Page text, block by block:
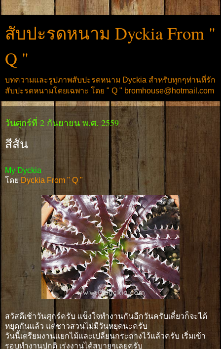
สับปะรดหนาม Dyckia From "
Q "
บทความและรูปภาพสับปะรดหนาม Dyckia สำหรับทุกๆท่านที่รัก
สับปะรดหนามโดยเฉพาะ โดย " Q " bromhouse@hotmail.com
วันศุกร์ที่ 2 กันยายน พ.ศ. 2559
สีสัน
My Dyckia
โดยDyckia From " Q "
สวัสดีเช้าวันศุกร์ครับ เเข็งใจทำงานกันอีกวันครับเดี๋ยวก็จะได้
หยุดกันเเล้ว แต่ชาวสวนไม่มีวันหยุดนะครับ
วันนี้เตรียมงานเเยกไม้เเละเปลี่ยนกระถางไว้แล้วครับ เริ่มเข้า
รอบทำงานปกติ เร่งงานได้สบายๆเลยครับ